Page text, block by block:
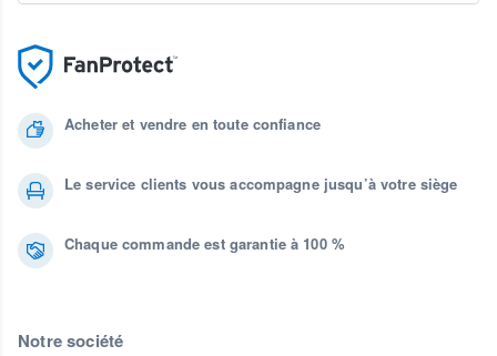
Acheter et vendre en toute confiance
Le service clients vous accompagne jusqu’à votre siège
Chaque commande est garantie à 100 %
Notre société